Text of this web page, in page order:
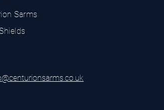
Sarms